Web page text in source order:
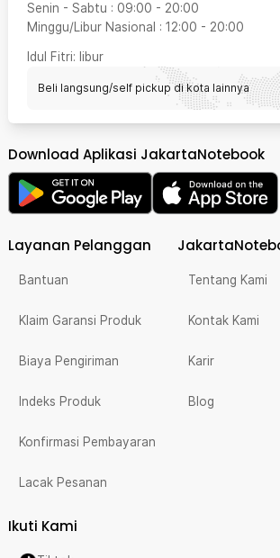
Senin - Sabtu : 09:00 - 20:00
Minggu/Libur Nasional : 12:00 - 20:00
Idul Fitri: libur
Beli langsung/self pickup di kota lainnya
Download Aplikasi JakartaNotebook
Layanan Pelanggan
Bantuan
Klaim Garansi Produk
Biaya Pengiriman
Indeks Produk
Konfirmasi Pembayaran
Lacak Pesanan
Tentang Kami
Kontak Kami
Karir
Blog
Ikuti Kami